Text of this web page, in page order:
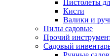
Пистолеты
Кисти
Валики и
Пилы садовые
Прочий
Садовый